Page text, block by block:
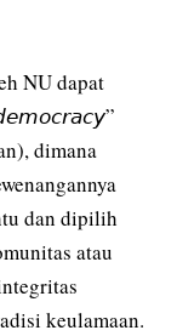
NU dapat
dimana
dan dipilih
atau
keulamaan.